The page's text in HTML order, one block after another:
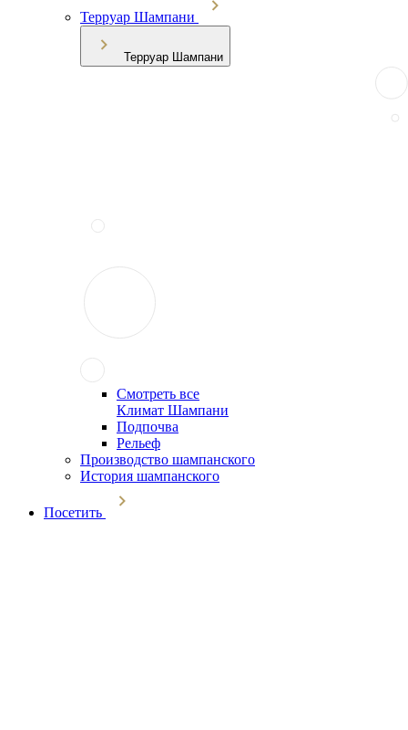
Терруар Шампани
Терруар Шампани
Смотреть все
Климат Шампани
Подпочва
Рельеф
Производство шампанского
История шампанского
Посетить